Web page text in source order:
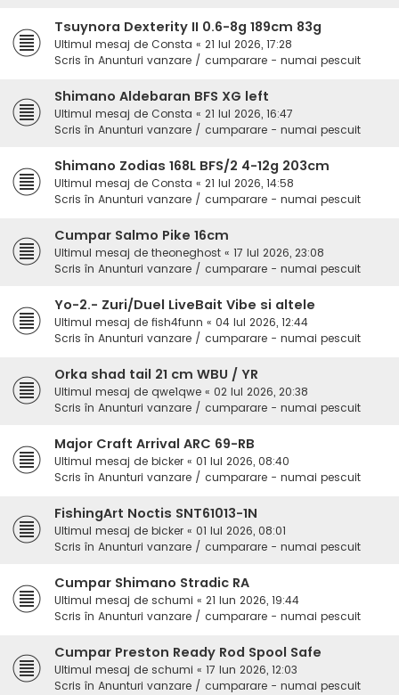
Tsuynora Dexterity II 0.6-8g 189cm 83g
Ultimul mesaj de Consta « 21 Iul 2026, 17:28
Scris în Anunturi vanzare / cumparare - numai pescuit
Shimano Aldebaran BFS XG left
Ultimul mesaj de Consta « 21 Iul 2026, 16:47
Scris în Anunturi vanzare / cumparare - numai pescuit
Shimano Zodias 168L BFS/2 4-12g 203cm
Ultimul mesaj de Consta « 21 Iul 2026, 14:58
Scris în Anunturi vanzare / cumparare - numai pescuit
Cumpar Salmo Pike 16cm
Ultimul mesaj de theoneghost « 17 Iul 2026, 23:08
Scris în Anunturi vanzare / cumparare - numai pescuit
Yo-2.- Zuri/Duel LiveBait Vibe si altele
Ultimul mesaj de fish4funn « 04 Iul 2026, 12:44
Scris în Anunturi vanzare / cumparare - numai pescuit
Orka shad tail 21 cm WBU / YR
Ultimul mesaj de qwe1qwe « 02 Iul 2026, 20:38
Scris în Anunturi vanzare / cumparare - numai pescuit
Major Craft Arrival ARC 69-RB
Ultimul mesaj de bicker « 01 Iul 2026, 08:40
Scris în Anunturi vanzare / cumparare - numai pescuit
FishingArt Noctis SNT61013-1N
Ultimul mesaj de bicker « 01 Iul 2026, 08:01
Scris în Anunturi vanzare / cumparare - numai pescuit
Cumpar Shimano Stradic RA
Ultimul mesaj de schumi « 21 Iun 2026, 19:44
Scris în Anunturi vanzare / cumparare - numai pescuit
Cumpar Preston Ready Rod Spool Safe
Ultimul mesaj de schumi « 17 Iun 2026, 12:03
Scris în Anunturi vanzare / cumparare - numai pescuit